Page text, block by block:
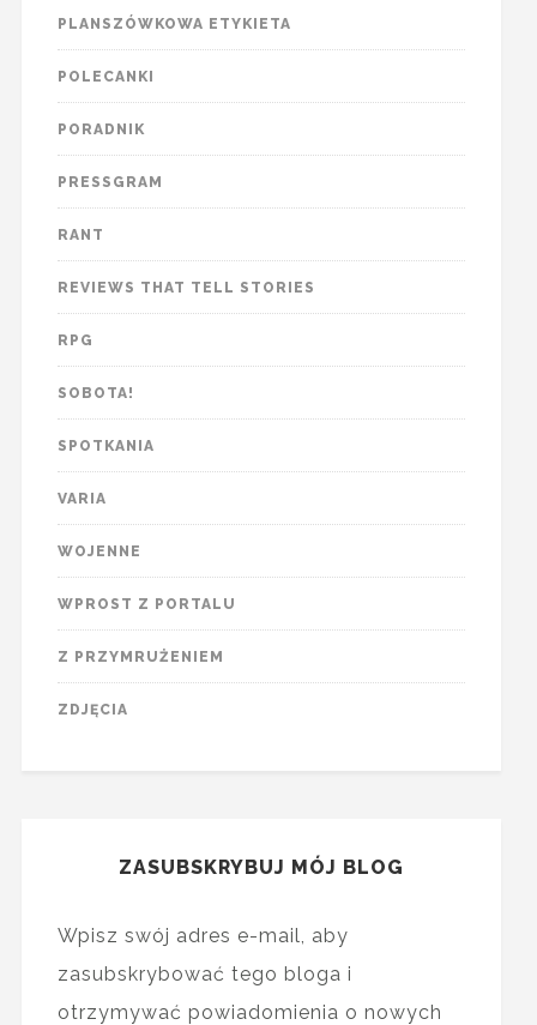
PLANSZÓWKOWA ETYKIETA
POLECANKI
PORADNIK
PRESSGRAM
RANT
REVIEWS THAT TELL STORIES
RPG
SOBOTA!
SPOTKANIA
VARIA
WOJENNE
WPROST Z PORTALU
Z PRZYMRUŻENIEM
ZDJĘCIA
ZASUBSKRYBUJ MÓJ BLOG
Wpisz swój adres e-mail, aby
zasubskrybować tego bloga i
otrzymywać powiadomienia o nowych